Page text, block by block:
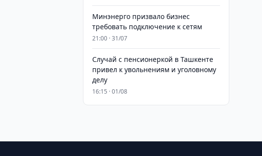
Минэнерго призвало бизнес
требовать подключение к сетям
21:00 · 31/07
Случай с пенсионеркой в Ташкенте
привел к увольнениям и уголовному
делу
16:15 · 01/08